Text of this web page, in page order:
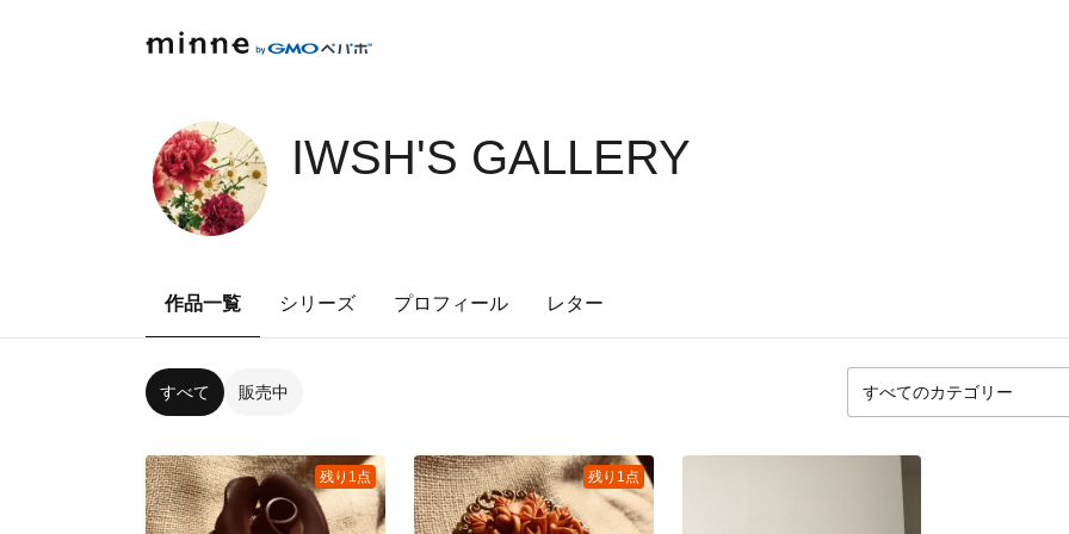
IWSH'S GALLERY
作品一覧 シリーズ プロフィール レター
すべて 販売中
残り1点 残り1点